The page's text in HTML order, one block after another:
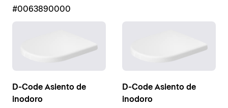
brillante
#0063890000
D-Code Asiento de
inodoro
D-Code Asiento de
inodoro